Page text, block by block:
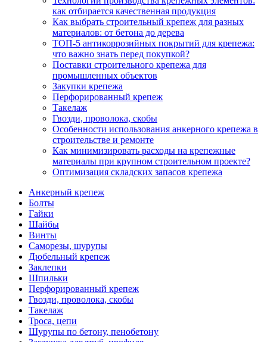
как отбирается качественная продукция
Как выбрать строительный крепеж для разных
материалов: от бетона до дерева
ТОП-5 антикоррозийных покрытий для крепежа:
что важно знать перед покупкой?
Поставки строительного крепежа для
промышленных объектов
Закупки крепежа
Перфорированный крепеж
Такелаж
Гвозди, проволока, скобы
Особенности использования анкерного крепежа в
строительстве и ремонте
Как минимизировать расходы на крепежные
материалы при крупном строительном проекте?
Оптимизация складских запасов крепежа
Анкерный крепеж
Болты
Гайки
Шайбы
Винты
Саморезы, шурупы
Дюбельный крепеж
Заклепки
Шпильки
Перфорированный крепеж
Гвозди, проволока, скобы
Такелаж
Троса, цепи
Шурупы по бетону, пенобетону